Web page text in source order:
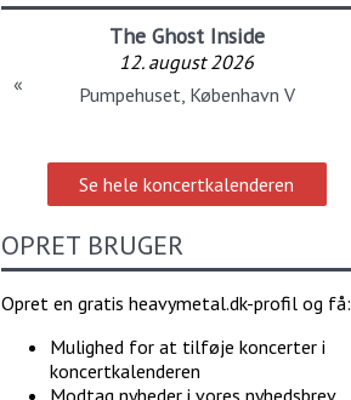
The Ghost Inside
12. august 2026
Pumpehuset, København V
«
Se hele koncertkalenderen
OPRET BRUGER
Opret en gratis heavymetal.dk-profil og få:
Mulighed for at tilføje koncerter i
koncertkalenderen
Modtag nyheder i vores nyhedsbrev